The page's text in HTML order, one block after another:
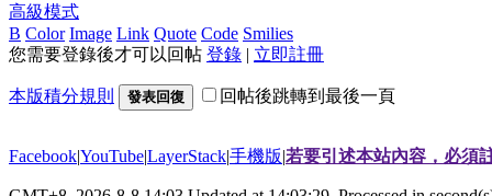
高級模式
B Color Image Link Quote Code Smilies
您需要登錄後才可以回帖 登錄 | 立即註冊
本版積分規則 發表回復 回帖後跳轉到最後一頁
Facebook|YouTube|LayerStack|手機版|若要引述本站內容，必須